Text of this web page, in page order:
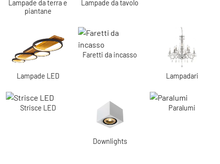
Lampade da terra e
piantane
Lampade da tavolo
Lampade LED
Faretti da incasso
Lampadari
Strisce LED
Downlights
Paralumi